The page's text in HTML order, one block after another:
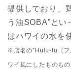
提供しており、
う油SOBA”と
はハワイの水を
※店名の”Hulu-lu（フ
ワイ風にしたものもの